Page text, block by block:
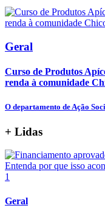
Geral
Curso de Produtos
renda à comunidade
O departamento de Ação
+ Lidas
1
Geral